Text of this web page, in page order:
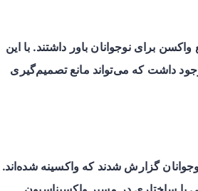
واکسن برای نوجوانان باور داشتند. با این
داشت که می‌تواند مانع تصمیم‌گیری
گزارش شدند که واکسینه شده‌اند.